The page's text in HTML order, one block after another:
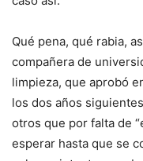
Qué pena, qué rabia,
compañera de
limpieza, que aprobó
los dos años
otros que por falta de
esperar hasta que se